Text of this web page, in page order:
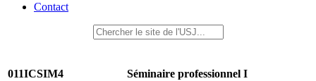
Contact
011ICSIM4 Séminaire professionnel I